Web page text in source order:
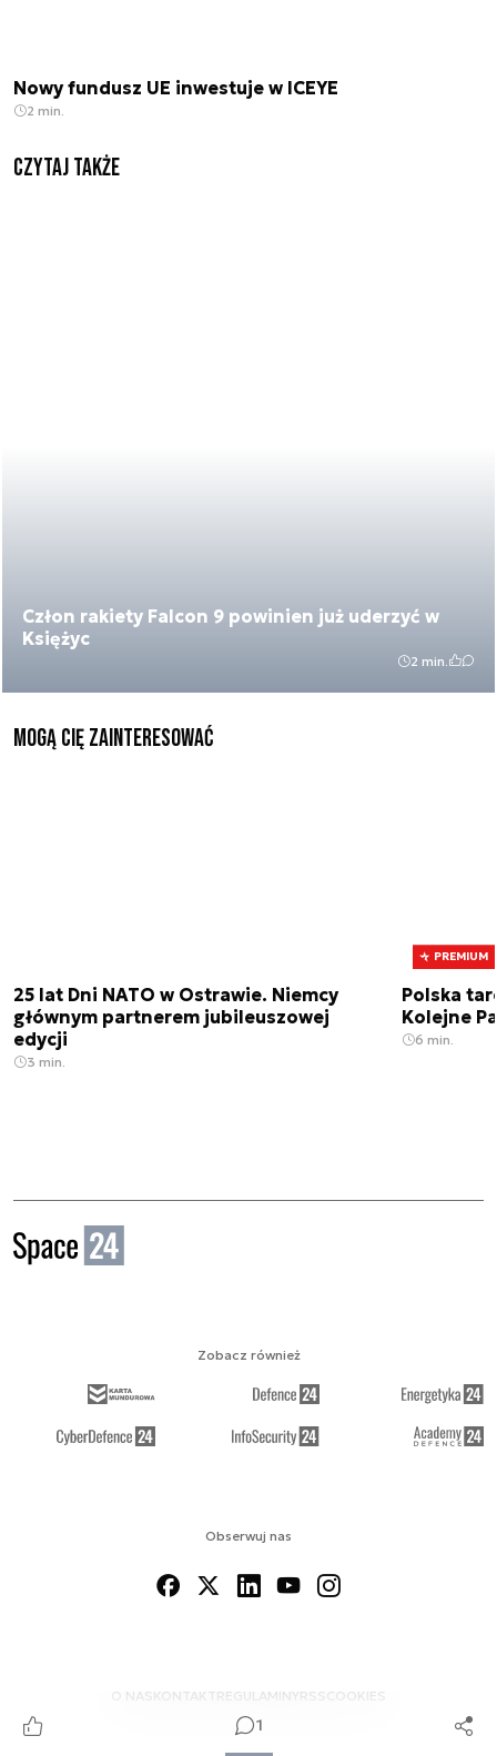
1
Nowy fundusz UE inwestuje w ICEYE
2 min.
Czytaj także
Człon rakiety Falcon 9 powinien już uderzyć w
Księżyc
2 min.
Mogą Cię zainteresować
25 lat Dni NATO w Ostrawie. Niemcy
głównym partnerem jubileuszowej
edycji
3 min.
PREMIUM
Polska
Kolejne
6 min.
Obserwuj nas
O NAS KONTAKTREGULAMINYRSS COOKIES
Zobacz również